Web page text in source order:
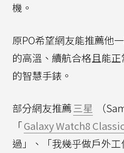
機。
原PO希望網友能推薦他
的高溫、續航合格且能
的智慧手錶。
部分網友推薦三星
（
「Galaxy Watch8
過」、「我幾乎做戶外